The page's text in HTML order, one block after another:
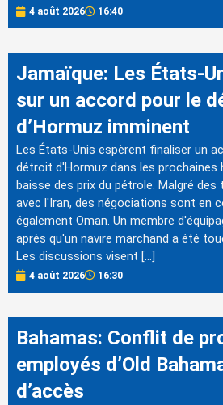
4 août 2026 16:40
Jamaïque: Les États-
sur un accord pour le
d’Hormuz imminent
Les États-Unis espèrent finaliser un
détroit d'Hormuz dans les prochaines
baisse des prix du pétrole. Malgré
avec l'Iran, des négociations sont en
également Oman. Un membre
après qu'un navire marchand a été
Les discussions visent […]
4 août 2026 16:30
Bahamas: Conflit de
employés d’Old
d’accès